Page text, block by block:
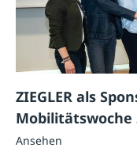
ZIEGLER als
Mobilitätswoche
Ansehen